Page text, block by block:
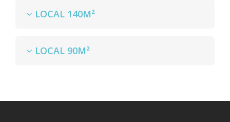
LOCAL 140M²
LOCAL 90M²